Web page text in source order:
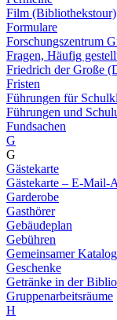
Film (Bibliothekstour)
Formulare
Forschungszentrum
Fragen, Häufig
Friedrich der Große
Fristen
Führungen für
Führungen und
Fundsachen
G
G
Gästekarte
Gästekarte – E-Mail-
Garderobe
Gasthörer
Gebäudeplan
Gebühren
Gemeinsamer
Geschenke
Getränke in der
Gruppenarbeitsräume
H